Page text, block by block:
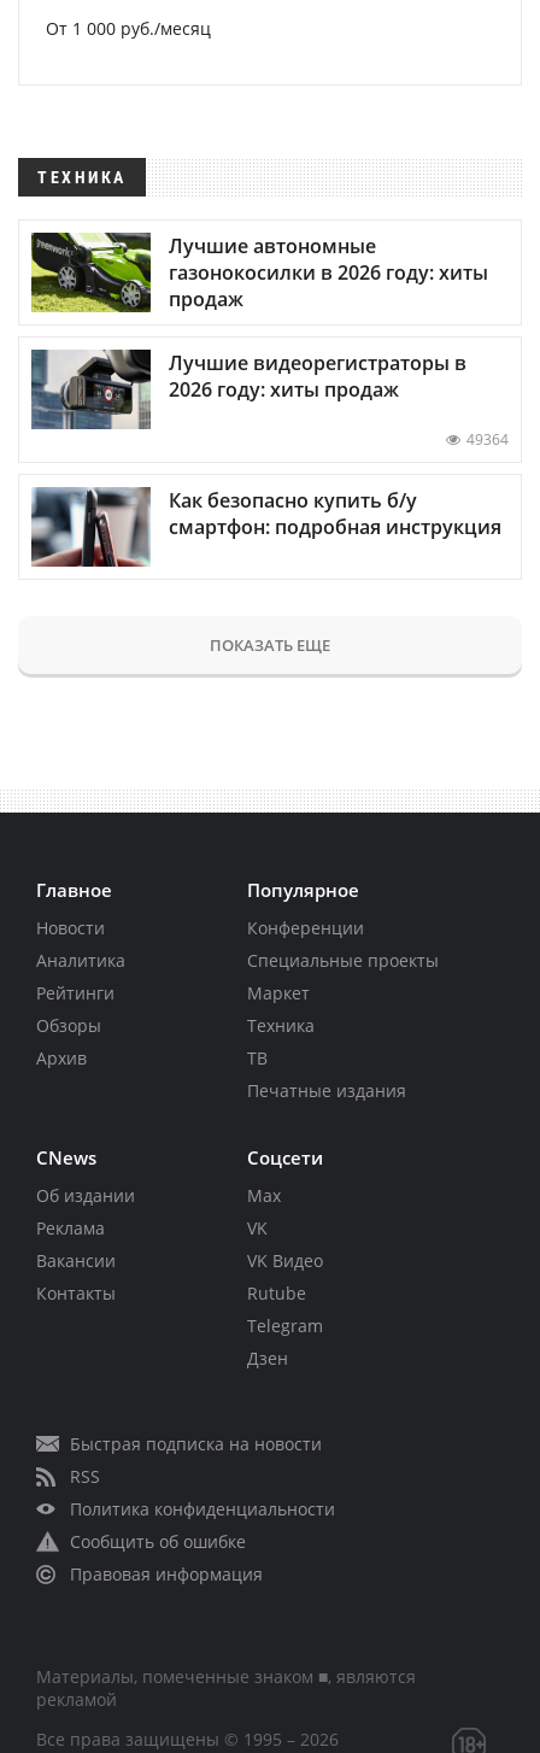
От 1 000 руб./месяц
ТЕХНИКА
Лучшие автономные
газонокосилки в 2026 году: хиты
продаж
Лучшие видеорегистраторы в
2026 году: хиты продаж
49364
Как безопасно купить б/у
смартфон: подробная инструкция
ПОКАЗАТЬ ЕЩЕ
Главное
Новости
Аналитика
Рейтинги
Обзоры
Архив
Популярное
Конференции
Специальные проекты
Маркет
Техника
ТВ
Печатные издания
CNews
Об издании
Реклама
Вакансии
Контакты
Соцсети
Max
VK
VK Видео
Rutube
Telegram
Дзен
Быстрая подписка на новости
RSS
Политика конфиденциальности
Сообщить об ошибке
Правовая информация
Материалы, помеченные знаком ■, являются
рекламой
Все права защищены © 1995 – 2026